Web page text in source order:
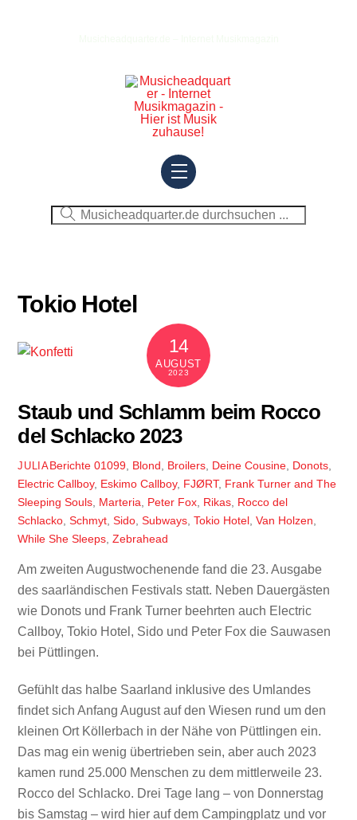
Menu
Tokio Hotel
14
AUGUST
2023
Staub und Schlamm beim Rocco
del Schlacko 2023
JULIABerichte 01099, Blond Broilers, Deine Cousine, Donots,
Electric Callboy, Eskimo Callboy, FJØRT, Frank Turner and The
Sleeping Souls Marteria Peter Fox Rikas Rocco del
Schlacko ,Schmyt ,Sido ,Subways ,Tokio Hotel ,Van Holzen
While She Sleeps ,Zebrahead
Am zweiten Augustwochenende fand die 23. Ausgabe
des saarländischen Festivals statt. Neben Dauergästen
wie Donots und Frank Turner beehrten auch Electric
Callboy, Tokio Hotel, Sido und Peter Fox die Sauwasen
bei Püttlingen.
Gefühlt das halbe Saarland inklusive des Umlandes
findet sich Anfang August auf den Wiesen rund um den
kleinen Ort Köllerbach in der Nähe von Püttlingen ein.
Das mag ein wenig übertrieben sein, aber auch 2023
kamen rund 25.000 Menschen zu dem mittlerweile 23.
Rocco del Schlacko. Drei Tage lang – von Donnerstag
bis Samstag – wird hier auf dem Campingplatz und vor